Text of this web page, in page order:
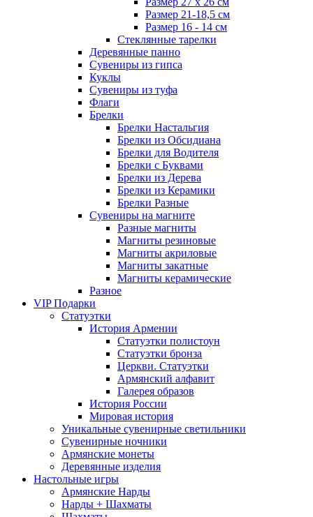
Размер 21-18,5 см
Размер 16 - 14 см
Стеклянные тарелки
Деревянные панно
Сувениры из гипса
Куклы
Сувениры из туфа
Флаги
Брелки
Брелки Настальгия
Брелки из Обсидиана
Брелки для Водителя
Брелки с Буквами
Брелки из Дерева
Брелки из Керамики
Брелки Разные
Сувениры на магните
Разные магниты
Магниты резиновые
Магниты акриловые
Магниты закатные
Магниты керамические
Разное
VIP Подарки
Статуэтки
История Армении
Статуэтки полистоун
Статуэтки бронза
Церкви. Статуэтки
Армянский алфавит
Галерея образов
История России
Мировая история
Уникальные сувенирные светильники
Сувенирные ночники
Армянские монеты
Деревянные изделия
Настольные игры
Армянские Нарды
Нарды + Шахматы